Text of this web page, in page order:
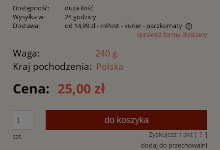
Dostępność:
duża ilość
Wysyłka w:
24 godziny
Dostawa:
od 14,99 zł- InPost - kurier - paczkomaty
Cena nie zawiera ewentualnych kosztów płatnościsprawdź formy dostawy
Waga: 240 g
Kraj pochodzenia: Polska
Cena: 25,00 zł
szt.
do koszyka
Zyskujesz 1 pkt [ ? ]
dodaj do przechowalni